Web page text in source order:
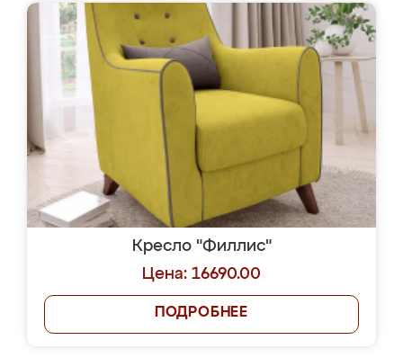
Кресло "Филлис"
Цена: 16690.00
ПОДРОБНЕЕ